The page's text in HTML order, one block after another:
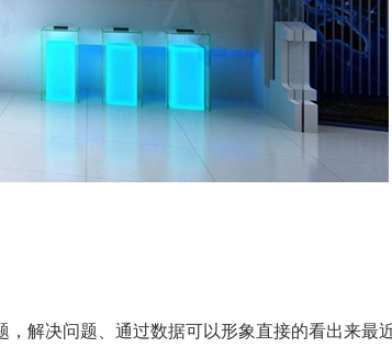
解决问题、通过数据可以形象直接的看出来最